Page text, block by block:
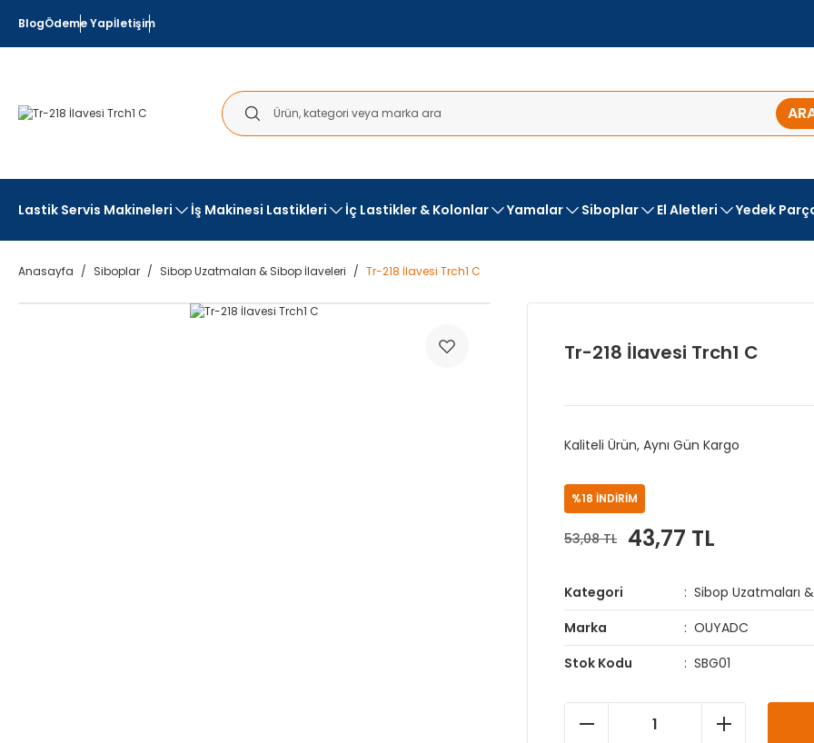
BlogÖdeme Yapİletişim
Lastik Servis Makineleri İş Makinesi Lastikleri İç Lastikler & Kolonlar Yamalar Siboplar El Aletleri Yedek
Anasayfa Siboplar Sibop Uzatmaları & Sibop İlaveleri Tr-218 İlavesi Trch1 C
Tr-218 İlavesi Trch1 C
Kaliteli Ürün, Aynı Gün Kargo
%18 İNDİRİM
53,08 TL 43,77 TL
Kategori
Sibop Uzatmaları
Marka
OUYADC
Stok Kodu
SBG01